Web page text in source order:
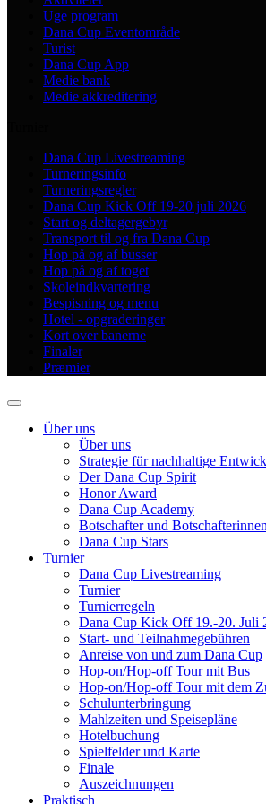
Uge program
Dana Cup Eventområde
Turist
Dana Cup App
Medie bank
Medie akkreditering
Dana Cup Livestreaming
Turneringsinfo
Turneringsregler
Dana Cup Kick Off 19-20 juli 2026
Start og deltagergebyr
Transport til og fra Dana Cup
Hop på og af busser
Hop på og af toget
Skoleindkvartering
Bespisning og menu
Hotel - opgraderinger
Kort over banerne
Finaler
Præmier
Über uns
Über uns
Strategie für nachhaltige
Der Dana Cup Spirit
Honor Award
Dana Cup Academy
Botschafter und Botschafterinnen
Dana Cup Stars
Turnier
Dana Cup Livestreaming
Turnier
Turnierregeln
Dana Cup Kick Off 19.-20. Juli
Start- und Teilnahmegebühren
Anreise von und zum Dana Cup
Hop-on/Hop-off Tour mit Bus
Hop-on/Hop-off Tour mit dem
Schulunterbringung
Mahlzeiten und Speisepläne
Hotelbuchung
Spielfelder und Karte
Finale
Auszeichnungen
Praktisch